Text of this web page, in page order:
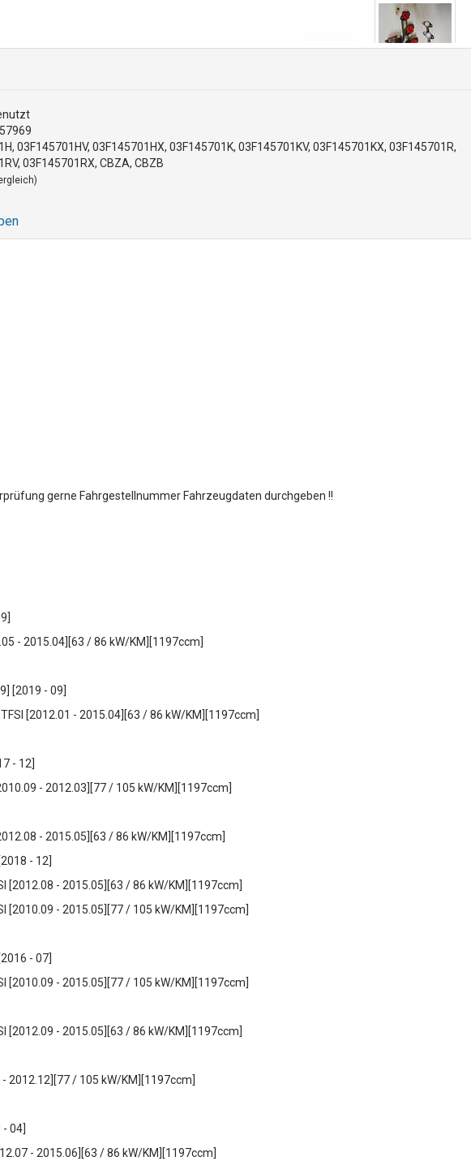
03F145701HV, 03F145701HX, 03F145701K, 03F145701KV, 03F145701KX, 03F145701R,
03F145701RX, CBZA, CBZB
gerne Fahrgestellnummer Fahrzeugdaten durchgeben !!
- 2015.04][63 / 86 kW/KM][1197ccm]
[2019 - 09]
[2012.01 - 2015.04][63 / 86 kW/KM][1197ccm]
- 12]
- 2012.03][77 / 105 kW/KM][1197ccm]
- 2015.05][63 / 86 kW/KM][1197ccm]
- 12]
[2012.08 - 2015.05][63 / 86 kW/KM][1197ccm]
[2010.09 - 2015.05][77 / 105 kW/KM][1197ccm]
- 07]
[2010.09 - 2015.05][77 / 105 kW/KM][1197ccm]
[2012.09 - 2015.05][63 / 86 kW/KM][1197ccm]
- 2012.12][77 / 105 kW/KM][1197ccm]
- 04]
- 2015.06][63 / 86 kW/KM][1197ccm]